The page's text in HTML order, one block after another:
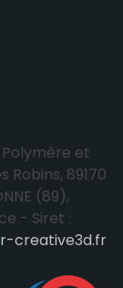
Polymère et
89170
(89),
- Siret :
creative3d.fr